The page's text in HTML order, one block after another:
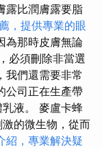
露比潤膚露要脂
，提供專業的眼
為那時皮膚無論
必須刪除非當選
我們還需要非常
公司正在生產帶
液。 麥盧卡蜂
的微生物，從而
紹，專業解決疑